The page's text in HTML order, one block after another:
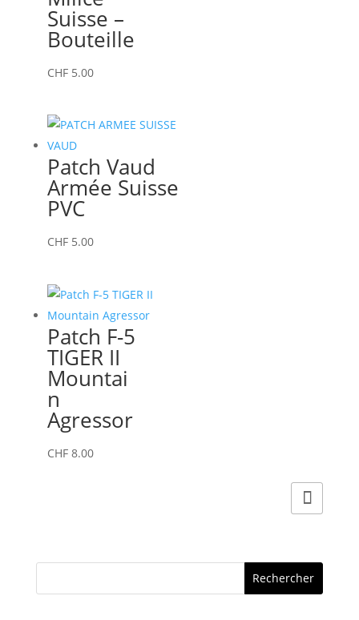
Suisse –
Bouteille
CHF5.00
Patch Vaud
Armée Suisse
PVC
CHF5.00
Patch F-5
TIGER II
Mountai
n
Agressor
CHF8.00